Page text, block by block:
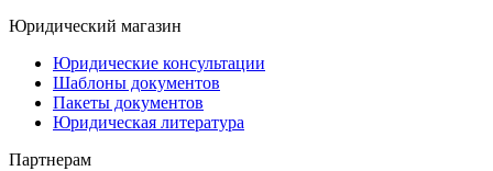
Юридический магазин
Юридические консультации
Шаблоны документов
Пакеты документов
Юридическая литература
Партнерам